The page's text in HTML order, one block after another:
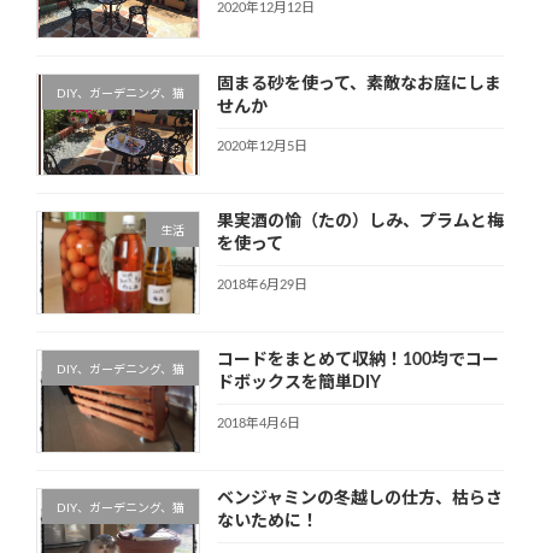
2020年12月12日
DIY、ガーデニング、猫
固まる砂を使って、素敵なお庭にしま
せんか
2020年12月5日
生活
果実酒の愉（たの）しみ、プラムと梅
を使って
2018年6月29日
DIY、ガーデニング、猫
コードをまとめて収納！100均でコー
ドボックスを簡単DIY
2018年4月6日
DIY、ガーデニング、猫
ベンジャミンの冬越しの仕方、枯らさ
ないために！